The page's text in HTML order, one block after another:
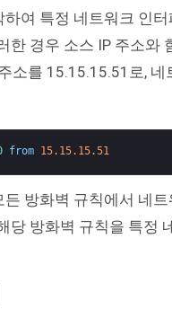
여 특정 네트워크 인
한 경우 소스 IP 주소와
소를 15.15.15.51로,
from 15.15.15.51
방화벽 규칙에서 네
당 방화벽 규칙을 특정